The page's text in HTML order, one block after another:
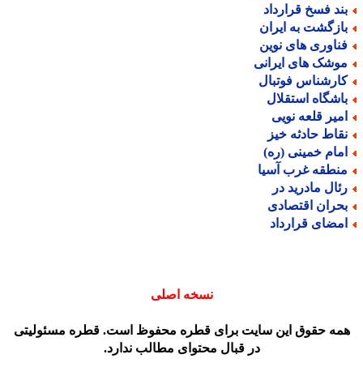
فسخ قرارداد
به ایران
های نوین
های ایرانی
فوتبال
استقلال
قلعه نویی
حادثه خیز
خمینی (ره)
غرب آسیا
مادرید در
اقتصادی
قرارداد
نسخه اصلی
حقوق این سایت برای قطره محفوظ است. قطره مسئولیتی
در قبال محتوای مطالب ندارد.